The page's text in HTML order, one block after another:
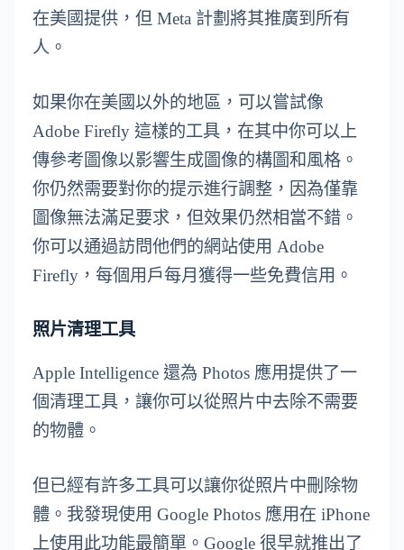
在美國提供，但 Meta 計劃將其推廣到所有
人。
如果你在美國以外的地區，可以嘗試像
Adobe Firefly 這樣的工具，在其中你可以上
傳參考圖像以影響生成圖像的構圖和風格。
你仍然需要對你的提示進行調整，因為僅靠
圖像無法滿足要求，但效果仍然相當不錯。
你可以通過訪問他們的網站使用 Adobe
Firefly，每個用戶每月獲得一些免費信用。
照片清理工具
Apple Intelligence 還為 Photos 應用提供了一
個清理工具，讓你可以從照片中去除不需要
的物體。
但已經有許多工具可以讓你從照片中刪除物
體。我發現使用 Google Photos 應用在 iPhone
上使用此功能最簡單。Google 很早就推出了